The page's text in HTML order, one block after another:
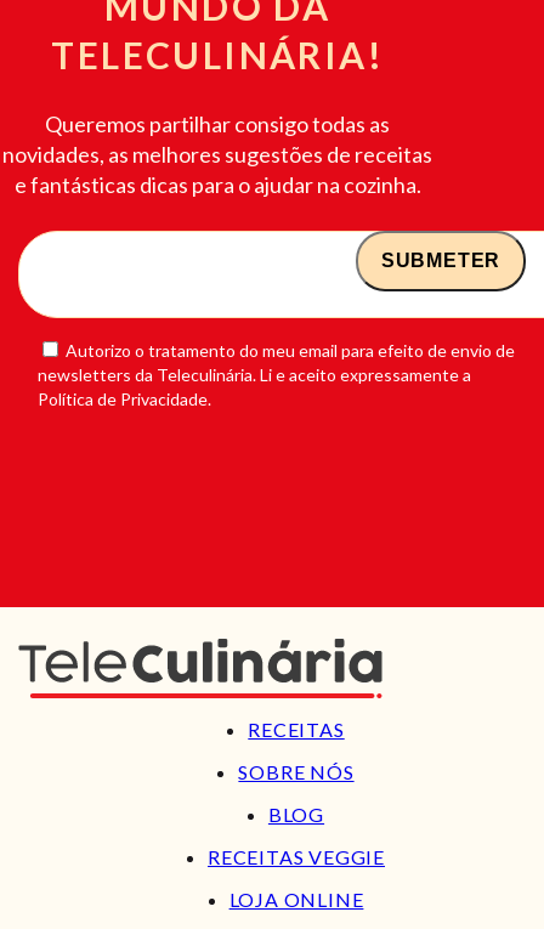
TELECULINÁRIA!
Queremos partilhar consigo todas as
novidades, as melhores sugestões de receitas
e fantásticas dicas para o ajudar na cozinha.
Autorizo o tratamento do meu email para efeito de envio de
newsletters da Teleculinária. Li e aceito expressamente a
Política de Privacidade.
RECEITAS
SOBRE NÓS
BLOG
RECEITAS VEGGIE
LOJA ONLINE